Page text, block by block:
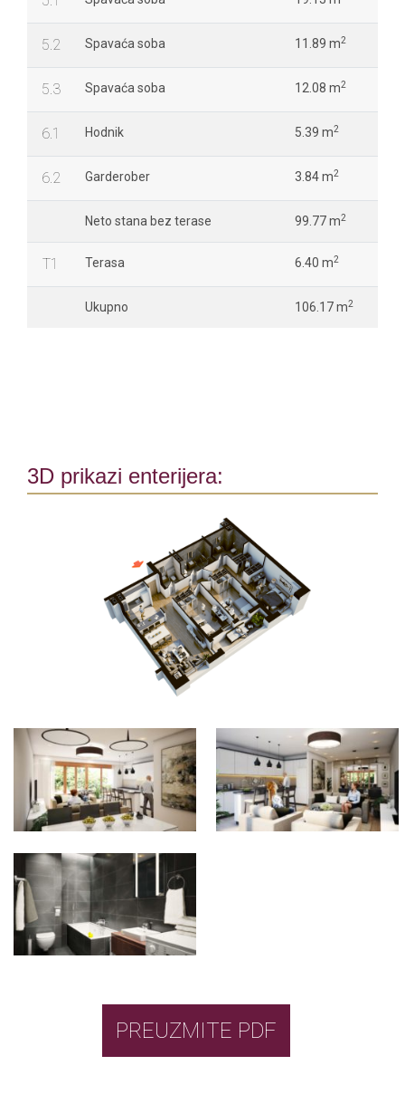
5.2 Spavaća soba 11.89 m2
5.3 Spavaća soba 12.08 m2
6.1 Hodnik 5.39 m2
6.2 Garderober 3.84 m2
Neto stana bez terase 99.77 m2
T1 Terasa 6.40 m2
Ukupno 106.17 m2
3D prikazi enterijera:
PREUZMITE PDF